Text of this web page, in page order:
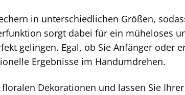
in unterschiedlichen Größen,
sorgt dabei für ein müheloses
gelingen. Egal, ob Sie Anfänger oder
Ergebnisse im Handumdrehen.
Dekorationen und lassen Sie